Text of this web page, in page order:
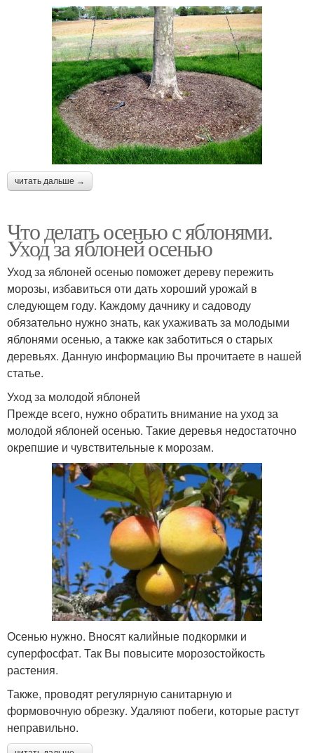
читать дальше →
Что делать осенью с яблонями.
Уход за яблоней осенью
Уход за яблоней осенью поможет дереву пережить
морозы, избавиться оти дать хороший урожай в
следующем году. Каждому дачнику и садоводу
обязательно нужно знать, как ухаживать за молодыми
яблонями осенью, а также как заботиться о старых
деревьях. Данную информацию Вы прочитаете в нашей
статье.
Уход за молодой яблоней
Прежде всего, нужно обратить внимание на уход за
молодой яблоней осенью. Такие деревья недостаточно
окрепшие и чувствительные к морозам.
Осенью нужно. Вносят калийные подкормки и
суперфосфат. Так Вы повысите морозостойкость
растения.
Также, проводят регулярную санитарную и
формовочную обрезку. Удаляют побеги, которые растут
неправильно.